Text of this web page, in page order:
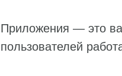
Приложения — это
пользователей